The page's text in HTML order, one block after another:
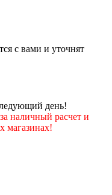
с вами и уточнят
день!
наличный расчет и
магазинах!